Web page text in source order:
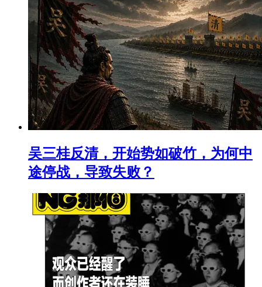
吴三桂反清，开始势如破竹，为何中
途停战，导致失败？